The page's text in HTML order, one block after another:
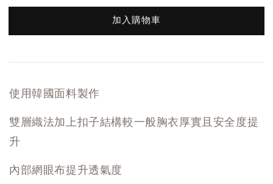
加入購物車
使用韓國面料製作
雙層織法加上扣子結構較一般胸衣厚實且安全度提
升
內部網眼布提升透氣度